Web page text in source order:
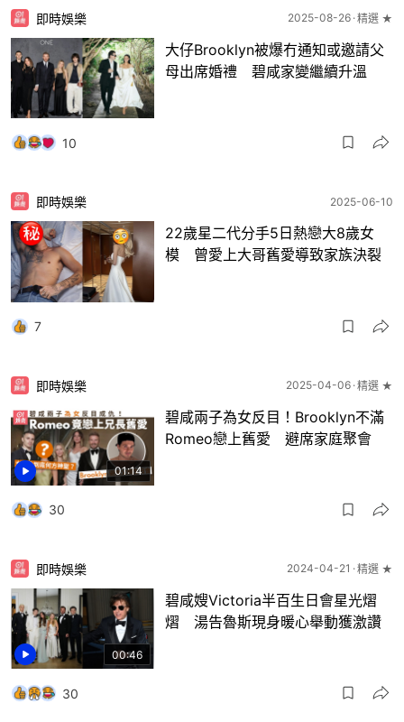
即時娛樂 2025-08-26 精選 ★
大仔Brooklyn被爆冇通知或邀請父
母出席婚禮 碧咸家變繼續升溫
10
即時娛樂 2025-06-10
22歲星二代分手5日熱戀大8歲女
模 曾愛上大哥舊愛導致家族決裂
7
01:14
即時娛樂 2025-04-06 精選 ★
碧咸兩子為女反目！Brooklyn不滿
Romeo戀上舊愛 避席家庭聚會
30
00:46
即時娛樂 2024-04-21 精選 ★
碧咸嫂Victoria半百生日會星光熠
熠 湯告魯斯現身暖心舉動獲激讚
30